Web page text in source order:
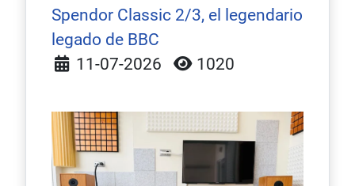
Spendor Classic 2/3, el legendario
legado de BBC
Detalles
11-07-2026 1020